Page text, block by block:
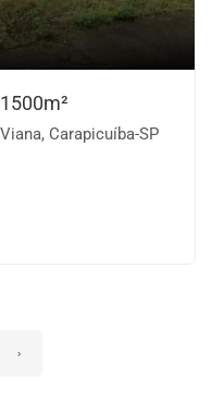
Carapicuíba-SP
›